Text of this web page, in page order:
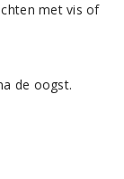
met vis of
de oogst.